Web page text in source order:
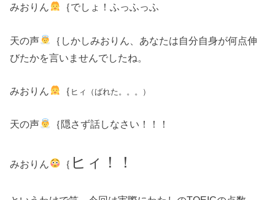
みおりん ｛でしょ！ふっふっふ
天の声
｛しかしみおりん、あなたは自分自身が何点伸
びたかを言いませんでしたね。
みおりん ｛ ヒィ（ばれた。。。）
天の声 ｛隠さず話しなさい！！！
みおりん ｛ ヒィ！！